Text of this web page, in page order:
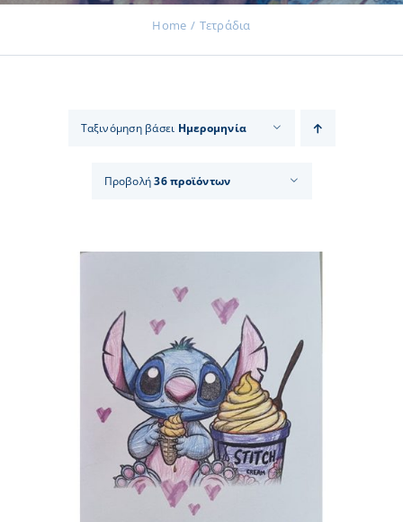
Home Τετράδια
Ταξινόμηση βάσει Ημερομηνία
Προβολή36 προϊόντων